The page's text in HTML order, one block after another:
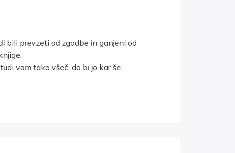
bili prevzeti od zgodbe in ganjeni od
vam tako všeč, da bi jo kar še